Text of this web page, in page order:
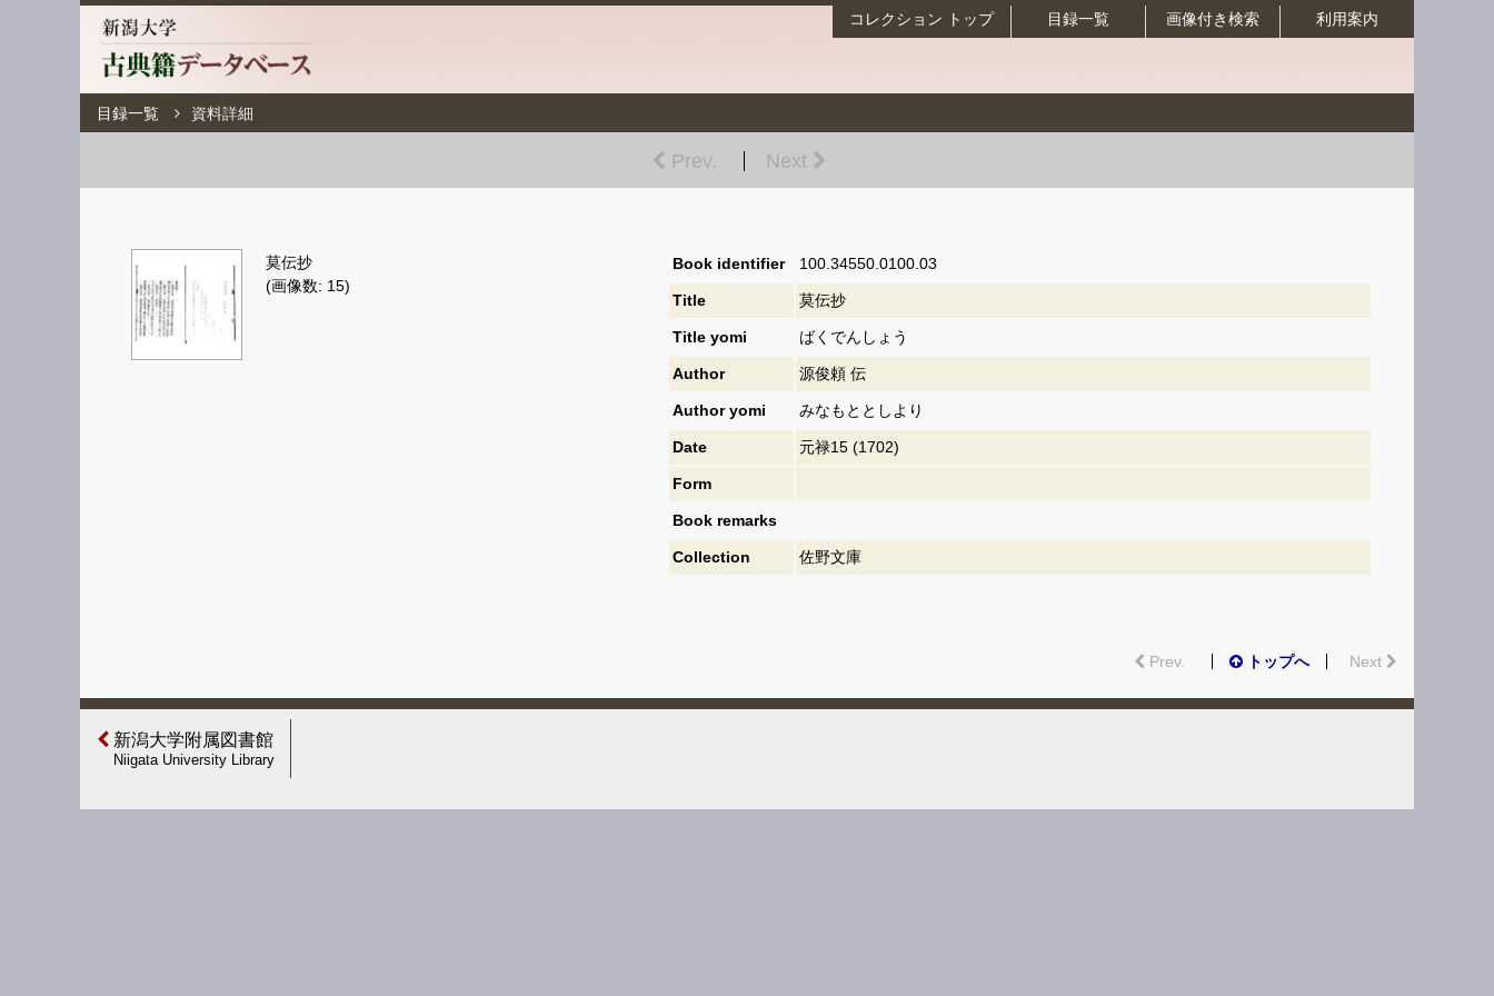
利用案内
画像付き検索
目録一覧
コレクション トップ
目録一覧 資料詳細
Prev. Next
Book identifier 100.34550.0100.03
Title 莫伝抄
Title yomi ばくでんしょう
Author 源俊頼 伝
Author yomi みなもととしより
Date 元禄15 (1702)
Form
Book remarks
Collection 佐野文庫
莫伝抄
(画像数: 15)
Prev. トップへ Next
新潟大学附属図書館
Niigata University Library